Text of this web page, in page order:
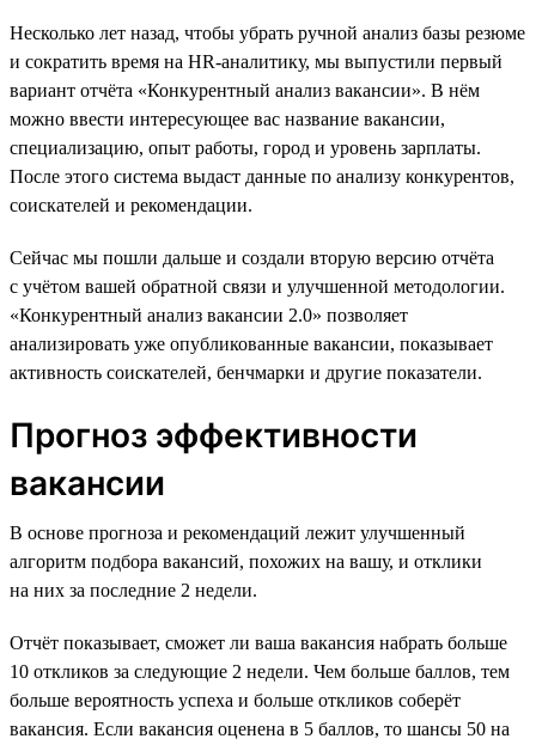
Несколько лет назад, чтобы убрать ручной анализ базы резюме
и сократить время на HR-аналитику, мы выпустили первый
вариант отчёта «Конкурентный анализ вакансии». В нём
можно ввести интересующее вас название вакансии,
специализацию, опыт работы, город и уровень зарплаты.
После этого система выдаст данные по анализу конкурентов,
соискателей и рекомендации.
Сейчас мы пошли дальше и создали вторую версию отчёта
с учётом вашей обратной связи и улучшенной методологии.
«Конкурентный анализ вакансии 2.0» позволяет
анализировать уже опубликованные вакансии, показывает
активность соискателей, бенчмарки и другие показатели.
Прогноз эффективности
вакансии
В основе прогноза и рекомендаций лежит улучшенный
алгоритм подбора вакансий, похожих на вашу, и отклики
на них за последние 2 недели.
Отчёт показывает, сможет ли ваша вакансия набрать больше
10 откликов за следующие 2 недели. Чем больше баллов, тем
больше вероятность успеха и больше откликов соберёт
вакансия. Если вакансия оценена в 5 баллов, то шансы 50 на